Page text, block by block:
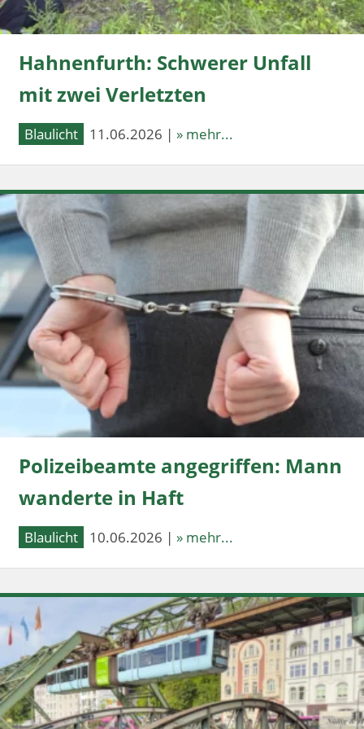
Hahnenfurth: Schwerer Unfall
mit zwei Verletzten
Blaulicht 11.06.2026 | » mehr...
Polizeibeamte angegriffen: Mann
wanderte in Haft
Blaulicht 10.06.2026 | » mehr...